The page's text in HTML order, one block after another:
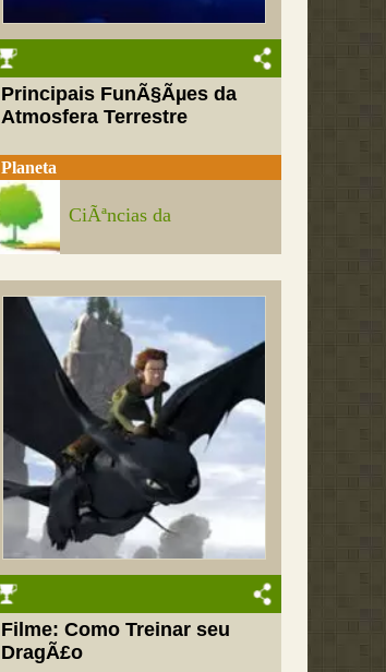
Principais FunÃ§Ãµes da
Atmosfera Terrestre
Planeta
CiÃªncias da
Filme: Como Treinar seu
DragÃ£o